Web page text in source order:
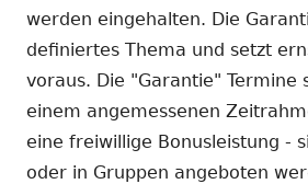
werden eingehalten. Die
definiertes Thema und setzt
voraus. Die "Garantie" Termine
einem angemessenen
eine freiwillige Bonusleistung -
oder in Gruppen angeboten